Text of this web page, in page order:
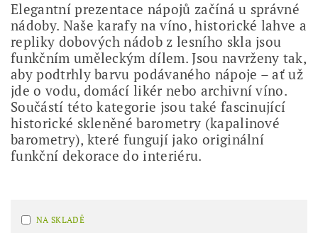
Elegantní prezentace nápojů začíná u správné
nádoby. Naše karafy na víno, historické lahve a
repliky dobových nádob z lesního skla jsou
funkčním uměleckým dílem. Jsou navrženy tak,
aby podtrhly barvu podávaného nápoje – ať už
jde o vodu, domácí likér nebo archivní víno.
Součástí této kategorie jsou také fascinující
historické skleněné barometry (kapalinové
barometry), které fungují jako originální
funkční dekorace do interiéru.
NA SKLADĚ